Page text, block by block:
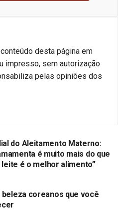
desta página em
impresso, sem autorização
pelas opiniões dos
do Aleitamento Materno:
é muito mais do que
é o melhor alimento”
beleza coreanos que você